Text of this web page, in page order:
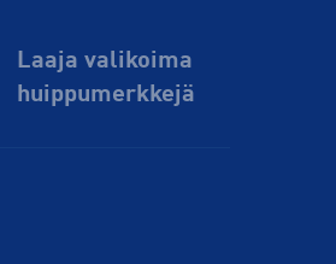
Laaja valikoima
huippu­merkkejä